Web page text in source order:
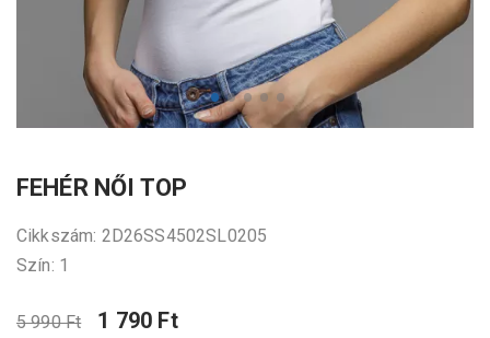
FEHÉR NŐI TOP
Cikkszám: 2D26SS4502SL0205
Szín: 1
5 990 Ft 1 790 Ft